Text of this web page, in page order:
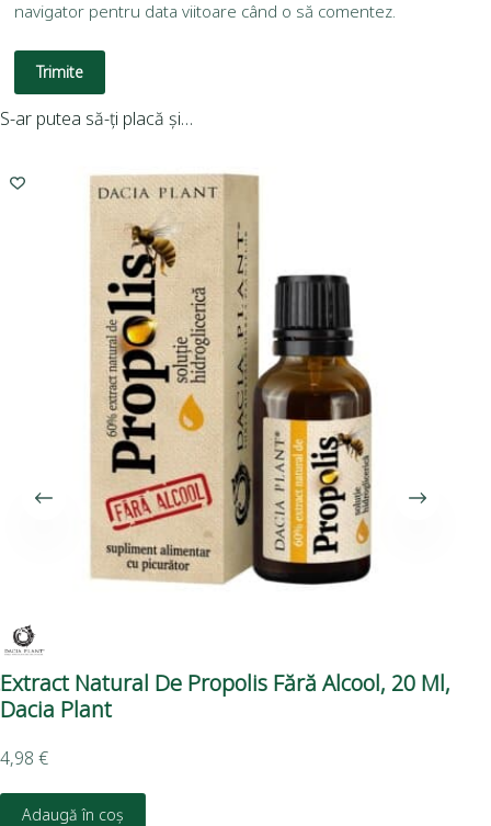
navigator pentru data viitoare când o să comentez.
Trimite
S-ar putea să-ți placă și…
Extract Natural De Propolis Fără Alcool, 20 Ml,
Dacia Plant
4,98 €
Adaugă în coș